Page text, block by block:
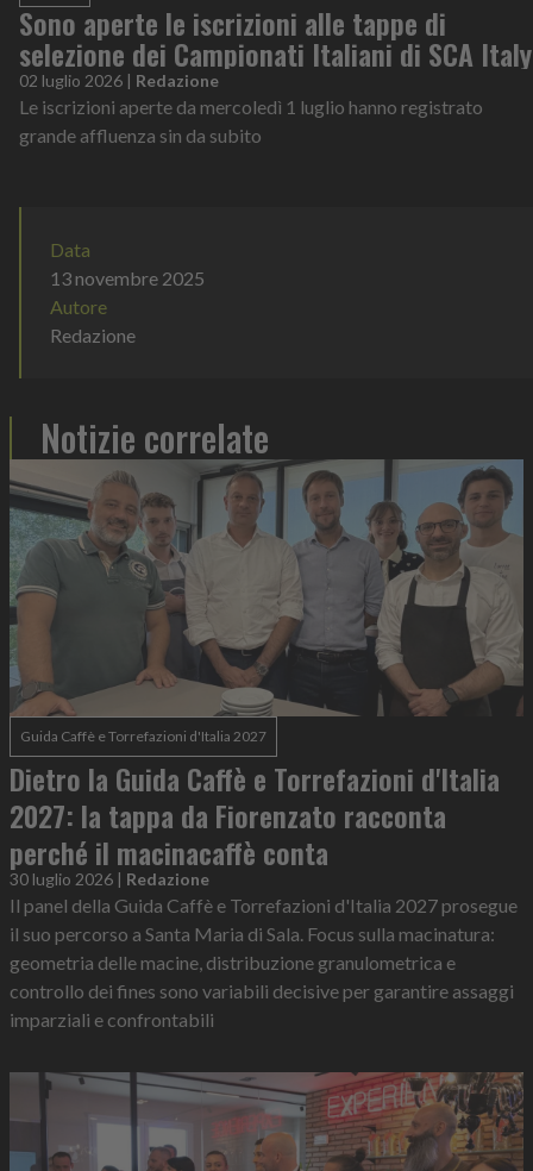
Sono aperte le iscrizioni alle tappe di
selezione dei Campionati Italiani di SCA Italy
02 luglio 2026 | Redazione
Le iscrizioni aperte da mercoledì 1 luglio hanno registrato
grande affluenza sin da subito
Data
13 novembre 2025
Autore
Redazione
Notizie correlate
Guida Caffè e Torrefazioni d'Italia 2027
Dietro la Guida Caffè e Torrefazioni d'Italia
2027: la tappa da Fiorenzato racconta
perché il macinacaffè conta
30 luglio 2026 | Redazione
Il panel della Guida Caffè e Torrefazioni d'Italia 2027 prosegue
il suo percorso a Santa Maria di Sala. Focus sulla macinatura:
geometria delle macine, distribuzione granulometrica e
controllo dei fines sono variabili decisive per garantire assaggi
imparziali e confrontabili